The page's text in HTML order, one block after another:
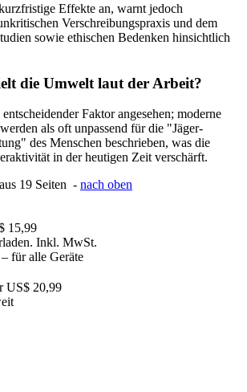
Effekte an, warnt jedoch
Verschreibungspraxis und dem
sowie ethischen Bedenken hinsichtlich
die Umwelt laut der Arbeit?
Faktor angesehen; moderne
als oft unpassend für die "Jäger-
des Menschen beschrieben, was die
in der heutigen Zeit verschärft.
19 Seiten - nach oben
15,99
Inkl. MwSt.
für alle Geräte
US$ 20,99